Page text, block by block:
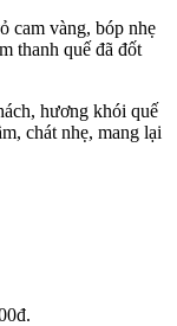
cam vàng, bóp nhẹ
thanh quế đã đốt
hương khói quế
chát nhẹ, mang lại